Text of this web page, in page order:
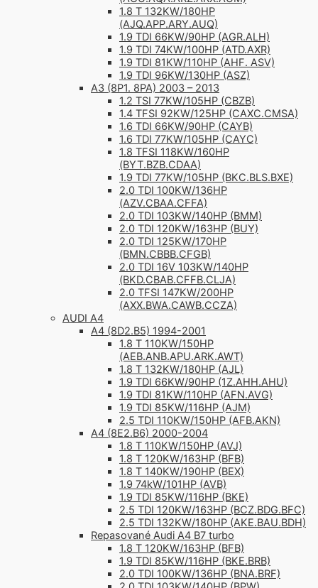
1.8 T 132KW/180HP
(AJQ.APP.ARY.AUQ)
1.9 TDI 66KW/90HP (AGR.ALH)
1.9 TDI 74KW/100HP (ATD.AXR)
1.9 TDI 81KW/110HP (AHF. ASV)
1.9 TDI 96KW/130HP (ASZ)
A3 (8P1. 8PA) 2003 – 2013
1.2 TSI 77KW/105HP (CBZB)
1.4 TFSI 92KW/125HP (CAXC.CMSA)
1.6 TDI 66KW/90HP (CAYB)
1.6 TDI 77KW/105HP (CAYC)
1.8 TFSI 118KW/160HP
(BYT.BZB.CDAA)
1.9 TDI 77KW/105HP (BKC.BLS.BXE)
2.0 TDI 100KW/136HP
(AZV.CBAA.CFFA)
2.0 TDI 103KW/140HP (BMM)
2.0 TDI 120KW/163HP (BUY)
2.0 TDI 125KW/170HP
(BMN.CBBB.CFGB)
2.0 TDI 16V 103KW/140HP
(BKD.CBAB.CFFB.CLJA)
2.0 TFSI 147KW/200HP
(AXX.BWA.CAWB.CCZA)
AUDI A4
A4 (8D2.B5) 1994-2001
1.8 T 110KW/150HP
(AEB.ANB.APU.ARK.AWT)
1.8 T 132KW/180HP (AJL)
1.9 TDI 66KW/90HP (1Z.AHH.AHU)
1.9 TDI 81KW/110HP (AFN.AVG)
1.9 TDI 85KW/116HP (AJM)
2.5 TDI 110KW/150HP (AFB.AKN)
A4 (8E2.B6) 2000-2004
1.8 T 110KW/150HP (AVJ)
1.8 T 120KW/163HP (BFB)
1.8 T 140KW/190HP (BEX)
1.9 74kW/101HP (AVB)
1.9 TDI 85KW/116HP (BKE)
2.5 TDI 120KW/163HP (BCZ.BDG.BFC)
2.5 TDI 132KW/180HP (AKE.BAU.BDH)
Repasované Audi A4 B7 turbo
1.8 T 120KW/163HP (BFB)
1.9 TDI 85KW/116HP (BKE.BRB)
2.0 TDI 100KW/136HP (BNA.BRF)